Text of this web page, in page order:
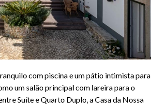
com piscina e um pátio intimista para
um salão principal com lareira para o
Suíte e Quarto Duplo, a Casa da Nossa